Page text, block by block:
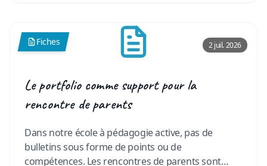
Fiches 2 juil. 2026
Le portfolio comme support pour la
rencontre de parents
Dans notre école à pédagogie active, pas de
bulletins sous forme de points ou de
compétences. Les rencontres de parents sont